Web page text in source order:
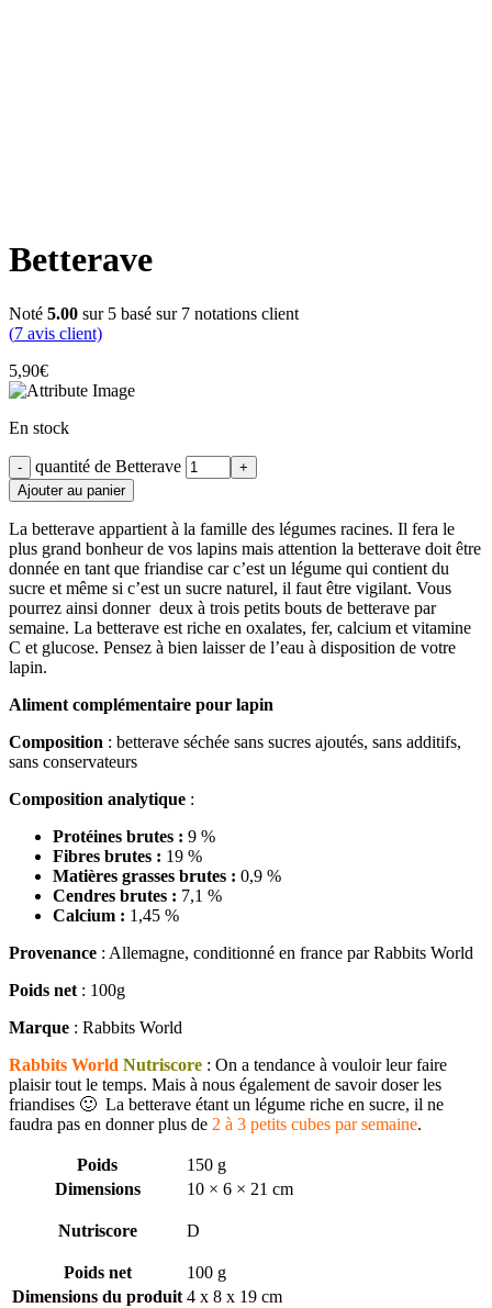
Betterave
Noté 5.00 sur 5 basé sur 7 notations client
(7 avis client)
5,90€
En stock
quantité de Betterave
Ajouter au panier
La betterave appartient à la famille des légumes racines. Il fera le
plus grand bonheur de vos lapins mais attention la betterave doit être
donnée en tant que friandise car c’est un légume qui contient du
sucre et même si c’est un sucre naturel, il faut être vigilant. Vous
pourrez ainsi donner deux à trois petits bouts de betterave par
semaine. La betterave est riche en oxalates, fer, calcium et vitamine
C et glucose. Pensez à bien laisser de l’eau à disposition de votre
lapin.
Aliment complémentaire pour lapin
Composition : betterave séchée sans sucres ajoutés, sans additifs,
sans conservateurs
Composition analytique :
Protéines brutes : 9 %
Fibres brutes : 19 %
Matières grasses brutes : 0,9 %
Cendres brutes : 7,1 %
Calcium : 1,45 %
Provenance : Allemagne, conditionné en france par Rabbits World
Poids net : 100g
Marque : Rabbits World
Rabbits World Nutriscore : On a tendance à vouloir leur faire
plaisir tout le temps. Mais à nous également de savoir doser les
friandises 🙂 La betterave étant un légume riche en sucre, il ne
faudra pas en donner plus de 2 à 3 petits cubes par semaine.
Poids
150 g
Dimensions
10 × 6 × 21 cm
Nutriscore D
Poids net
100 g
Dimensions du produit 4 x 8 x 19 cm